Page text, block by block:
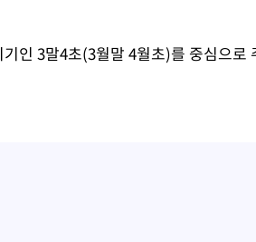
인 3말4초(3월말 4월초)를 중심으로